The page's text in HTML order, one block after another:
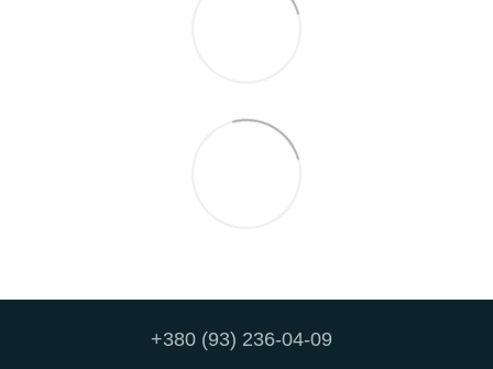
+380 (93) 236-04-09